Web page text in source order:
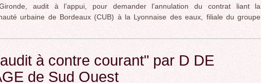
audit à l’appui, pour demander l’annulation du contrat liant la
urbaine de Bordeaux (CUB) à la Lyonnaise des eaux, filiale du groupe
à contre courant" par D DE
de Sud Ouest